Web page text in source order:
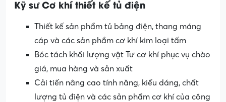
Kỹ sư Cơ khí thiết kế tủ điện
Thiết kế sản phẩm tủ bảng điện, thang máng
cáp và các sản phầm cơ khí kim loại tấm
Bóc tách khối lượng vật Tư cơ khí phục vụ chào
giá, mua hàng và sản xuất
Cải tiến nâng cao tính năng, kiểu dáng, chất
lượng tủ điện và các sản phẩm cơ khí của công